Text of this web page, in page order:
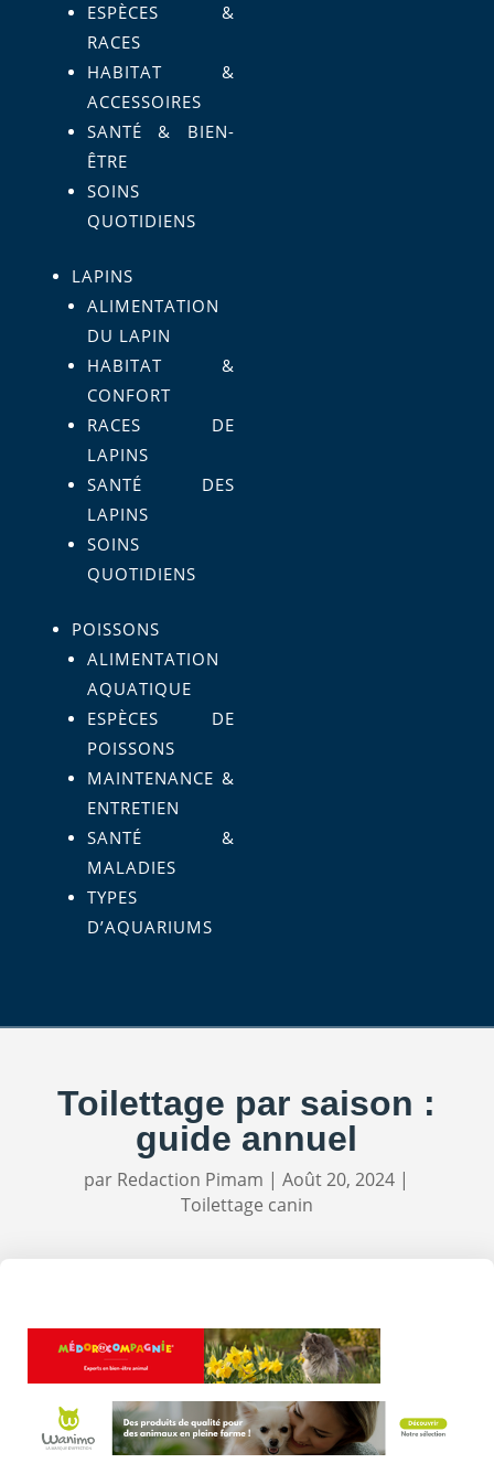
ESPÈCES &
RACES
HABITAT &
ACCESSOIRES
SANTÉ & BIEN-
ÊTRE
SOINS
QUOTIDIENS
LAPINS
ALIMENTATION
DU LAPIN
HABITAT &
CONFORT
RACES DE
LAPINS
SANTÉ DES
LAPINS
SOINS
QUOTIDIENS
POISSONS
ALIMENTATION
AQUATIQUE
ESPÈCES DE
POISSONS
MAINTENANCE &
ENTRETIEN
SANTÉ &
MALADIES
TYPES
D’AQUARIUMS
Toilettage par saison :
guide annuel
par Redaction Pimam |Août 20, 2024 |
Toilettage canin